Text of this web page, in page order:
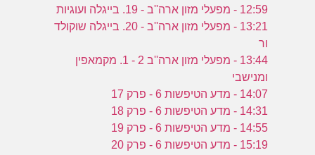
12:59 - מפעלי מזון ארה''ב - 19. בייגלה ועוגיות
13:21 - מפעלי מזון ארה''ב - 20. בייגלה שוקולד
ור
13:44 - מפעלי מזון ארה''ב 2 - 1. מקמאפין
ומנישבי
14:07 - מדע הטיפשות 6 - פרק 17
14:31 - מדע הטיפשות 6 - פרק 18
14:55 - מדע הטיפשות 6 - פרק 19
15:19 - מדע הטיפשות 6 - פרק 20